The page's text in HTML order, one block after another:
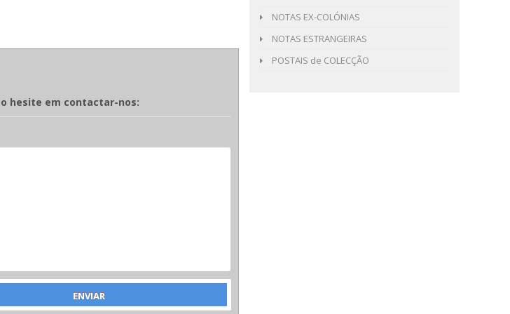
hesite em contactar-nos:
NOTAS EX-COLÓNIAS
NOTAS ESTRANGEIRAS
POSTAIS de COLECÇÃO